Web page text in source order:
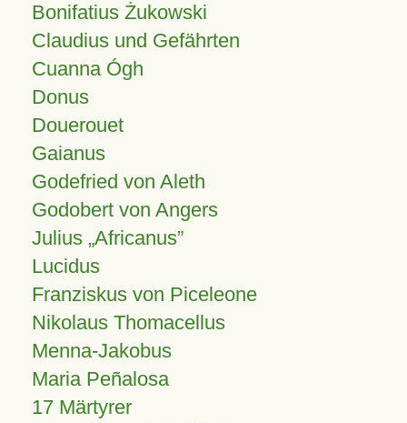
Bonifatius Żukowski
Claudius und Gefährten
Cuanna Ógh
Donus
Douerouet
Gaianus
Godefried von Aleth
Godobert von Angers
Julius Africanus
Lucidus
Franziskus von Piceleone
Nikolaus Thomacellus
Menna-Jakobus
Maria Peñalosa
17 Märtyrer